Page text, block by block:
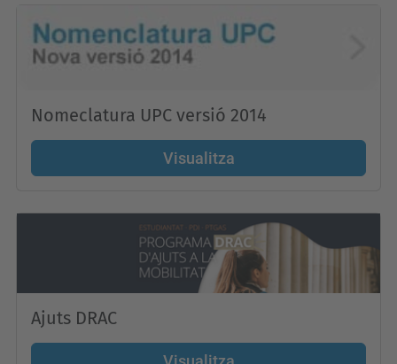
Nomeclatura UPC versió 2014
Visualitza
Ajuts DRAC